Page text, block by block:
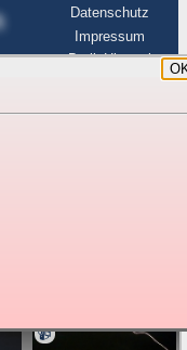
Datenschutz
Impressum
BerlinHimmel
📹